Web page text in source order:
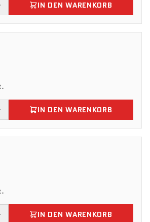
IN DEN WARENKORB
IN DEN WARENKORB
IN DEN WARENKORB